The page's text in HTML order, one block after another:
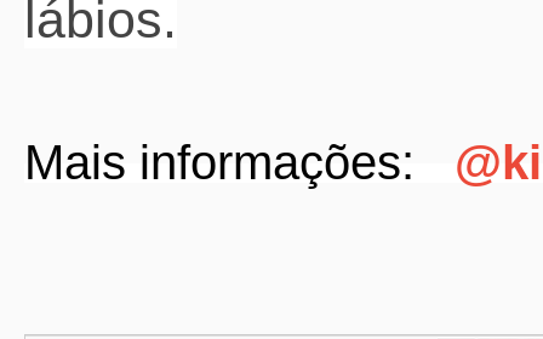
lábios.
Mais informações: